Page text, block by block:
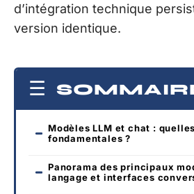
d’intégration technique
version identique.
Modèles LLM et chat :
fondamentales ?
Panorama des principaux
langage et interfaces